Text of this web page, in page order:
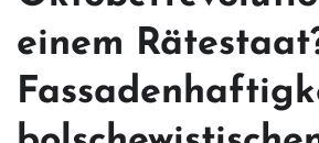
einem